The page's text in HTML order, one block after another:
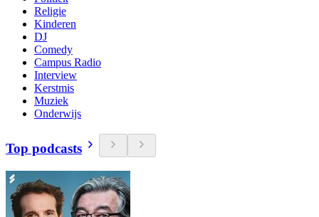
Religie
Kinderen
DJ
Comedy
Campus Radio
Interview
Kerstmis
Muziek
Onderwijs
Top podcasts